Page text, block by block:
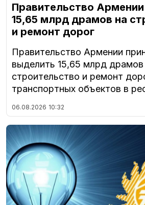
Правительство
15,65 млрд драмов на
и ремонт дорог
Правительство Армении
выделить 15,65 млрд драмов
строительство и ремонт
транспортных объектов в
06.08.2026 10:32